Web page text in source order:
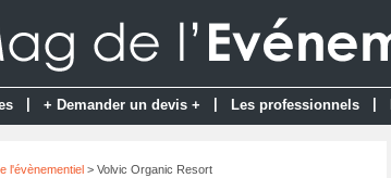
+ Demander un devis + Les professionnels
l'évènementiel> Volvic Organic Resort